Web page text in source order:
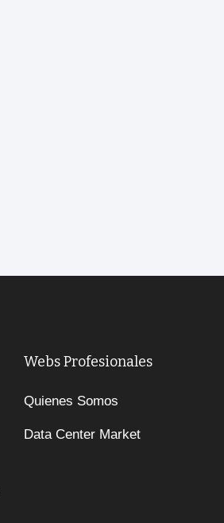
Webs Profesionales
Quienes Somos
Data Center Market